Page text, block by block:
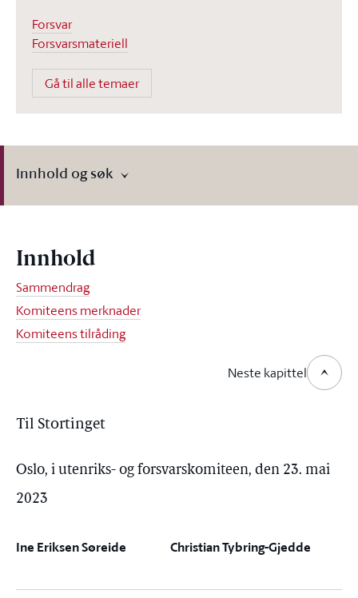
Forsvar
Forsvarsmateriell
Gå til alle temaer
Innhold og søk
Innhold
Sammendrag
Komiteens merknader
Komiteens tilråding
Neste kapittel
Til Stortinget
Oslo, i utenriks- og forsvarskomiteen, den 23. mai
2023
Ine Eriksen Søreide Christian Tybring-Gjedde